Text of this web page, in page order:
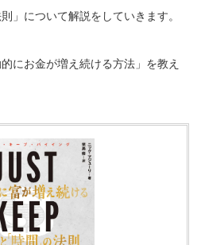
」について解説をしていきます。
にお金が増え続ける方法」を教え